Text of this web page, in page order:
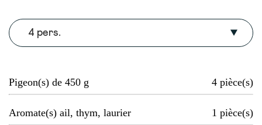
4 pers.
Pigeon(s) de 450 g 4 pièce(s)
Aromate(s) ail, thym, laurier 1 pièce(s)